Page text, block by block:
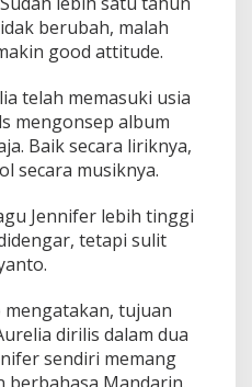
berubah, malah
good attitude.
telah memasuki usia
mengonsep album
Baik secara liriknya,
secara musiknya.
Jennifer lebih tinggi
tetapi sulit
tujuan
dirilis dalam dua
sendiri memang